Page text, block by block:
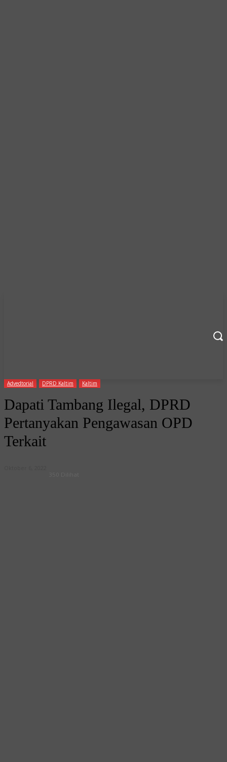
Advedtorial DPRD Kaltim Kaltim
Dapati Tambang Ilegal, DPRD
Pertanyakan Pengawasan OPD
Terkait